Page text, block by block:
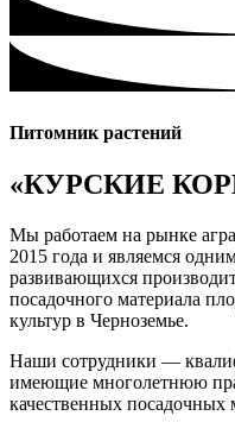
Питомник растений
«КУРСКИЕ
Мы работаем на рынке
2015 года и являемся
развивающихся
посадочного материала
культур в Черноземье.
Наши сотрудники —
имеющие многолетнюю
качественных посадочных